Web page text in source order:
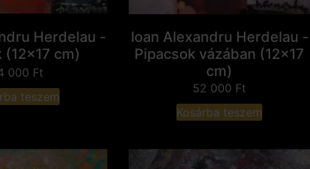
Herdelau -
(12x17 cm)
000 Ft
teszem
Ioan Alexandru Herdelau -
Pipacsok vázában (12x17
cm)
52 000 Ft
Kosárba teszem